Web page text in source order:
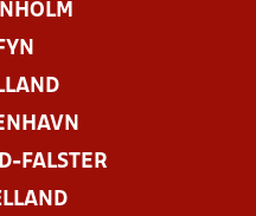
FALSTER